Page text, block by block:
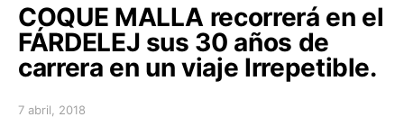
COQUE MALLA recorrerá en el
FÁRDELEJ sus 30 años de
carrera en un viaje Irrepetible.
Posted on
7 abril, 2018